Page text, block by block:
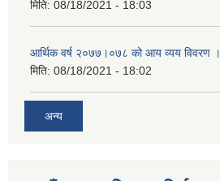
मिति: 08/18/2021 - 18:03
आर्थिक वर्ष २०७७।०७८ को आय व्यय विवरण ।
मिति: 08/18/2021 - 18:02
अन्य